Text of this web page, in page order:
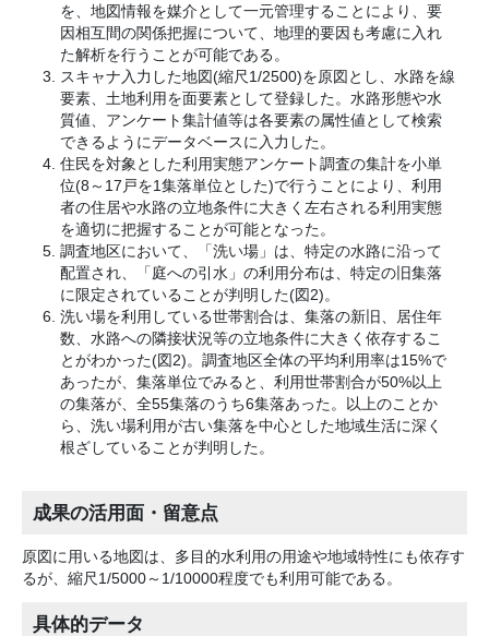
を、地図情報を媒介として一元管理することにより、要
因相互間の関係把握について、地理的要因も考慮に入れ
た解析を行うことが可能である。
スキャナ入力した地図(縮尺1/2500)を原図とし、水路を線
要素、土地利用を面要素として登録した。水路形態や水
質値、アンケート集計値等は各要素の属性値として検索
できるようにデータベースに入力した。
住民を対象とした利用実態アンケート調査の集計を小単
位(8～17戸を1集落単位とした)で行うことにより、利用
者の住居や水路の立地条件に大きく左右される利用実態
を適切に把握することが可能となった。
調査地区において、「洗い場」は、特定の水路に沿って
配置され、「庭への引水」の利用分布は、特定の旧集落
に限定されていることが判明した(図2)。
洗い場を利用している世帯割合は、集落の新旧、居住年
数、水路への隣接状況等の立地条件に大きく依存するこ
とがわかった(図2)。調査地区全体の平均利用率は15%で
あったが、集落単位でみると、利用世帯割合が50%以上
の集落が、全55集落のうち6集落あった。以上のことか
ら、洗い場利用が古い集落を中心とした地域生活に深く
根ざしていることが判明した。
成果の活用面・留意点
原図に用いる地図は、多目的水利用の用途や地域特性にも依存す
るが、縮尺1/5000～1/10000程度でも利用可能である。
具体的データ